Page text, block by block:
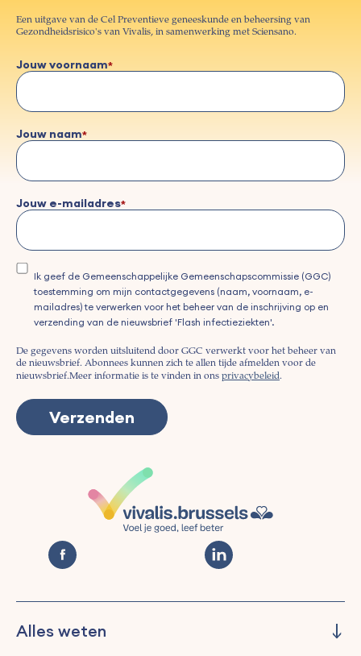
Een uitgave van de Cel Preventieve geneeskunde en beheersing van
Gezondheidsrisico's van Vivalis, in samenwerking met Sciensano.
Jouw voornaam
Jouw naam
Jouw e-mailadres
Ik geef de Gemeenschappelijke Gemeenschapscommissie (GGC)
toestemming om mijn contactgegevens (naam, voornaam, e-
mailadres) te verwerken voor het beheer van de inschrijving op en
verzending van de nieuwsbrief 'Flash infectieziekten'.
De gegevens worden uitsluitend door GGC verwerkt voor het beheer van
de nieuwsbrief. Abonnees kunnen zich te allen tijde afmelden voor de
nieuwsbrief.Meer informatie is te vinden in ons privacybeleid.
Alles weten